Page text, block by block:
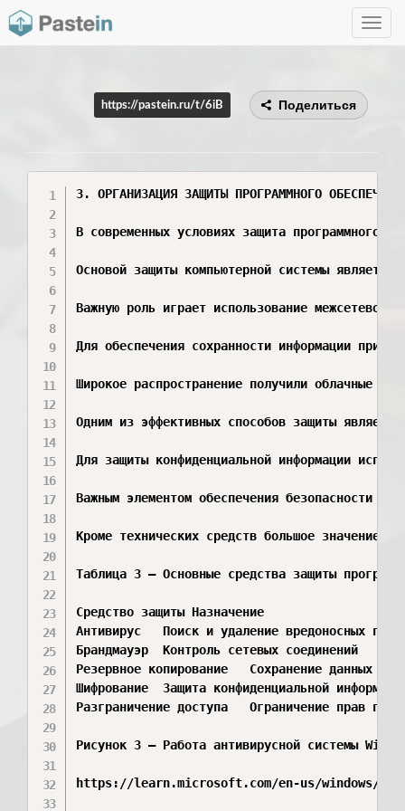
Toggle
https://pastein.ru/t/6iB Поделиться
3. ОРГАНИЗАЦИЯ ЗАЩИТЫ ПРОГРАММНОГО
В современных условиях защита программного
Основой защиты компьютерной системы
Важную роль играет использование
Для обеспечения сохранности информации
Широкое распространение получили облачные
Одним из эффективных способов защиты
Для защиты конфиденциальной информации
Важным элементом обеспечения безопасности
Кроме технических средств большое значение
Таблица 3 – Основные средства защиты
Средство защиты	Назначение
Антивирус	Поиск и удаление вредоносных программ
Брандмауэр	Контроль сетевых соединений
Резервное копирование	Сохранение данных
Шифрование	Защита конфиденциальной информации
Разграничение доступа	Ограничение прав пользователей
Рисунок 3 – Работа антивирусной системы
https://learn.microsoft.com/en-us/windows/